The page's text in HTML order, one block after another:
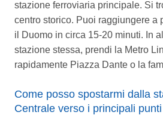
stazione ferroviaria principale. Si
centro storico. Puoi raggiungere a
il Duomo in circa 15-20 minuti. In
stazione stessa, prendi la Metro
rapidamente Piazza Dante o la
Come posso spostarmi dalla
Centrale verso i principali